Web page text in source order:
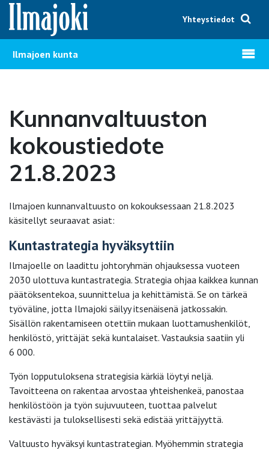
Hyppää sisältöön
Yhteystiedot
Ilmajoen kunta Avaa
Kunnanvaltuuston
kokoustiedote
21.8.2023
Ilmajoen kunnanvaltuusto on kokouksessaan 21.8.2023
käsitellyt seuraavat asiat:
Kuntastrategia hyväksyttiin
Ilmajoelle on laadittu johtoryhmän ohjauksessa vuoteen
2030 ulottuva kuntastrategia. Strategia ohjaa kaikkea kunnan
päätöksentekoa, suunnittelua ja kehittämistä. Se on tärkeä
työväline, jotta Ilmajoki säilyy itsenäisenä jatkossakin.
Sisällön rakentamiseen otettiin mukaan luottamushenkilöt,
henkilöstö, yrittäjät sekä kuntalaiset. Vastauksia saatiin yli
6 000.
Työn lopputuloksena strategisia kärkiä löytyi neljä.
Tavoitteena on rakentaa arvostaa yhteishenkeä, panostaa
henkilöstöön ja työn sujuvuuteen, tuottaa palvelut
kestävästi ja tuloksellisesti sekä edistää yrittäjyyttä.
Valtuusto hyväksyi kuntastrategian. Myöhemmin strategia